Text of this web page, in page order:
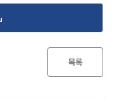
목록